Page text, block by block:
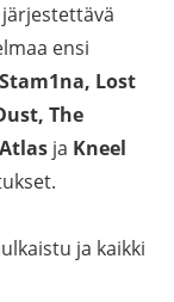
järjestettävä
ensi
Lost
The
ja Kneel
ja kaikki